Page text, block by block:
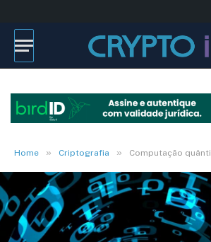
Home » Criptografia » Computação quântica na